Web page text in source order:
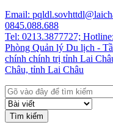
Email:
0845.088.688
Tel: 0213.3877727;
Phòng Quản lý Du lịch -
chính chính trị tỉnh Lai
Châu, tỉnh Lai Châu
Tìm kiếm